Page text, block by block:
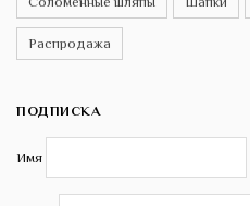
Распродажа
ПОДПИСКА
Имя